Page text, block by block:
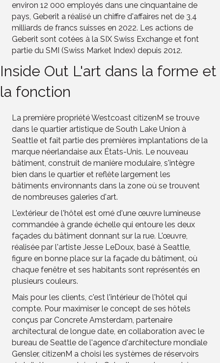
environ 12 000 employés dans une cinquantaine de
pays, Geberit a réalisé un chiffre d'affaires net de 3,4
milliards de francs suisses en 2022. Les actions de
Geberit sont cotées à la SIX Swiss Exchange et font
partie du SMI (Swiss Market Index) depuis 2012.
Inside Out L'art dans la forme et
la fonction
La première propriété Westcoast citizenM se trouve
dans le quartier artistique de South Lake Union à
Seattle et fait partie des premières implantations de la
marque néerlandaise aux États-Unis. Le nouveau
bâtiment, construit de manière modulaire, s'intègre
bien dans le quartier et reflète largement les
bâtiments environnants dans la zone où se trouvent
de nombreuses galeries d'art.
L'extérieur de l'hôtel est orné d'une œuvre lumineuse
commandée à grande échelle qui entoure les deux
façades du bâtiment donnant sur la rue. L'œuvre,
réalisée par l'artiste Jesse LeDoux, basé à Seattle,
figure en bonne place sur la façade du bâtiment, où
chaque fenêtre et ses habitants sont représentés en
plusieurs couleurs.
Mais pour les clients, c'est l'intérieur de l'hôtel qui
compte. Pour maximiser le concept de ses hôtels
conçus par Concrete Amsterdam, partenaire
architectural de longue date, en collaboration avec le
bureau de Seattle de l'agence d'architecture mondiale
Gensler, citizenM a choisi les systèmes de réservoirs